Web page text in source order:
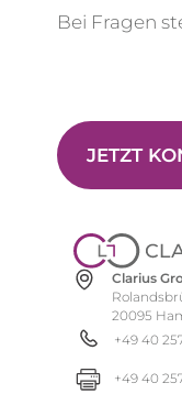
Bei Fragen
JETZT
Clarius
20095
+49 40
+49 40